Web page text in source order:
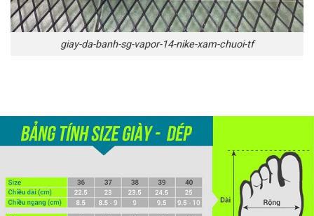
giay-da-banh-sg-vapor-14-nike-xam-chuoi-tf